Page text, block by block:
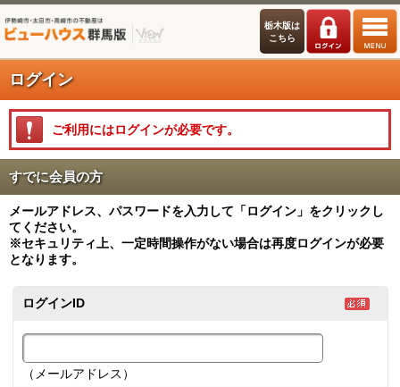
栃木版は
こちら
ログイン
ご利用にはログインが必要です。
すでに会員の方
メールアドレス、パスワードを入力して「ログイン」をクリックし
てください。
※セキュリティ上、一定時間操作がない場合は再度ログインが必要
となります。
ログインID
（メールアドレス）